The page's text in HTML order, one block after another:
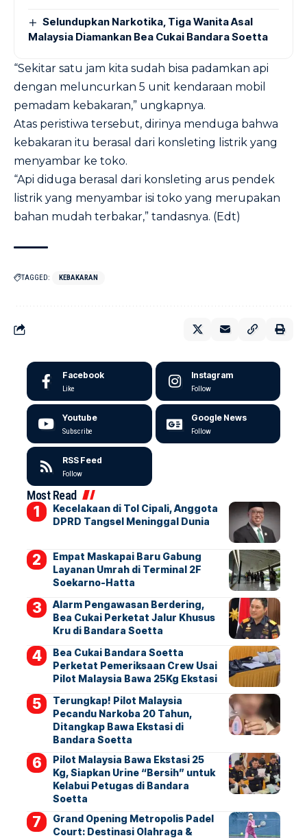
Selundupkan Narkotika, Tiga Wanita Asal
Malaysia Diamankan Bea Cukai Bandara Soetta
“Sekitar satu jam kita sudah bisa padamkan api
dengan meluncurkan 5 unit kendaraan mobil
pemadam kebakaran,” ungkapnya.
Atas peristiwa tersebut, dirinya menduga bahwa
kebakaran itu berasal dari konsleting listrik yang
menyambar ke toko.
“Api diduga berasal dari konsleting arus pendek
listrik yang menyambar isi toko yang merupakan
bahan mudah terbakar,” tandasnya. (Edt)
TAGGED: KEBAKARAN
Facebook
Like
Instagram
Follow
Youtube
Subscribe
Google News
Follow
RSS Feed
Follow
Most Read
Kecelakaan di Tol Cipali, Anggota
DPRD Tangsel Meninggal Dunia
Empat Maskapai Baru Gabung
Layanan Umrah di Terminal 2F
Soekarno-Hatta
Alarm Pengawasan Berdering,
Bea Cukai Perketat Jalur Khusus
Kru di Bandara Soetta
Bea Cukai Bandara Soetta
Perketat Pemeriksaan Crew Usai
Pilot Malaysia Bawa 25Kg Ekstasi
Terungkap! Pilot Malaysia
Pecandu Narkoba 20 Tahun,
Ditangkap Bawa Ekstasi di
Bandara Soetta
Pilot Malaysia Bawa Ekstasi 25
Kg, Siapkan Urine “Bersih” untuk
Kelabui Petugas di Bandara
Soetta
Grand Opening Metropolis Padel
Court: Destinasi Olahraga &